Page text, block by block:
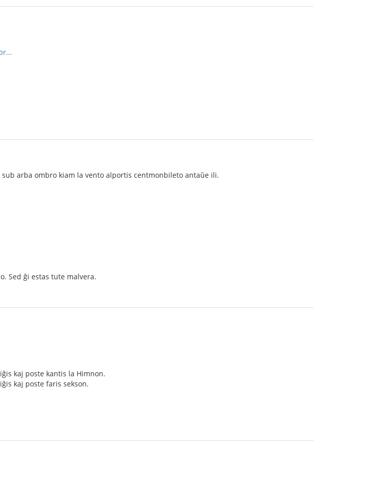
arba ombro kiam la vento alportis centmonbileto antaŭe ili.
Sed ĝi estas tute malvera.
kaj poste kantis la Himnon.
kaj poste faris sekson.